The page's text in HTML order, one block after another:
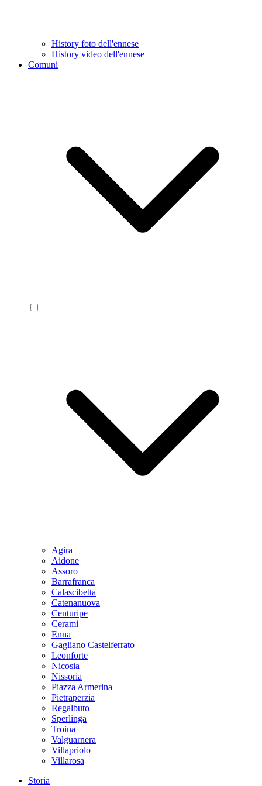
History foto dell'ennese
History video dell'ennese
Comuni
Agira
Aidone
Assoro
Barrafranca
Calascibetta
Catenanuova
Centuripe
Cerami
Enna
Gagliano Castelferrato
Leonforte
Nicosia
Nissoria
Piazza Armerina
Pietraperzia
Regalbuto
Sperlinga
Troina
Valguarnera
Villapriolo
Villarosa
Storia